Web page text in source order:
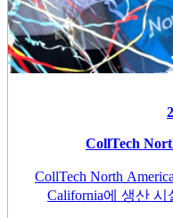
CollTech
CollTech North
California에 생산 시